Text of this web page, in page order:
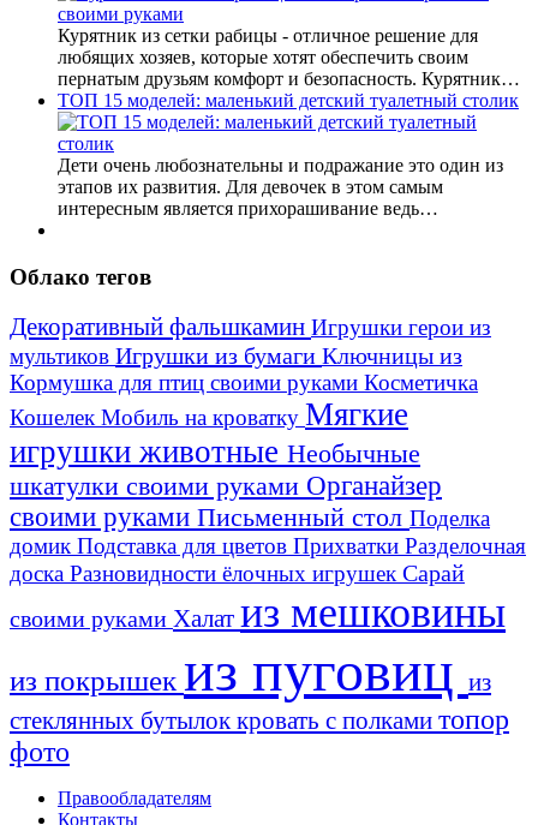
Курятник из сетки рабицы - отличное решение для
любящих хозяев, которые хотят обеспечить своим
пернатым друзьям комфорт и безопасность. Курятник…
ТОП 15 моделей: маленький детский туалетный столик
Дети очень любознательны и подражание это один из
этапов их развития. Для девочек в этом самым
интересным является прихорашивание ведь…
Облако тегов
Декоративный фальшкамин Игрушки герои из
мультиков Игрушки из бумаги Ключницы из
Кормушка для птиц своими руками Косметичка
КошелекМобиль на кроватку Мягкие
игрушки животные Необычные
шкатулки своими руками Органайзер
своими руками Письменный стол Поделка
домикПодставка для цветов Прихватки Разделочная
доска Разновидности ёлочных игрушекСарай
своими руками Халат из мешковины
из покрышек из пуговиц из
стеклянных бутылоккровать с полками топор
фото
Правообладателям
Контакты